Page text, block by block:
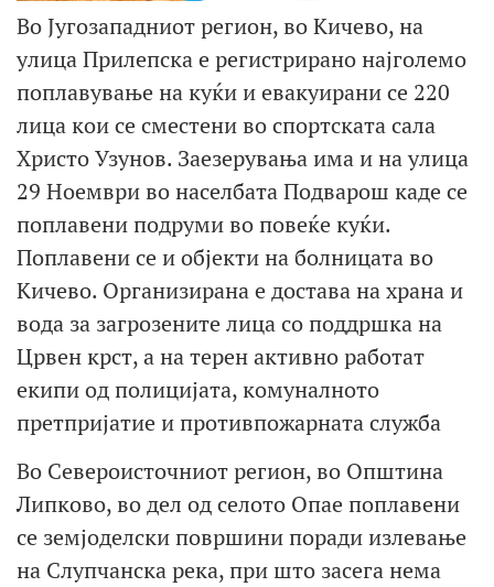
Во Југозападниот регион, во Кичево, на
улица Прилепска е регистрирано најголемо
поплавување на куќи и евакуирани се 220
лица кои се сместени во спортската сала
Христо Узунов. Заезерувања има и на улица
29 Ноември во населбата Подварош каде се
поплавени подруми во повеќе куќи.
Поплавени се и објекти на болницата во
Кичево. Организирана е достава на храна и
вода за загрозените лица со поддршка на
Црвен крст, а на терен активно работат
екипи од полицијата, комуналното
претпријатие и противпожарната служба
Во Североисточниот регион, во Општина
Липково, во дел од селото Опае поплавени
се земјоделски површини поради излевање
на Слупчанска река, при што засега нема